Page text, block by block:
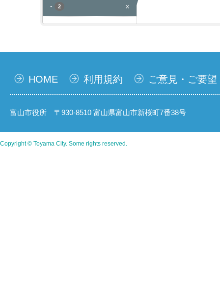
-
2 x
HOME 利用規約 ご意見・ご要望
富山市役所 〒930-8510 富山県富山市新桜町7番38号
Copyright © Toyama City. Some rights reserved.